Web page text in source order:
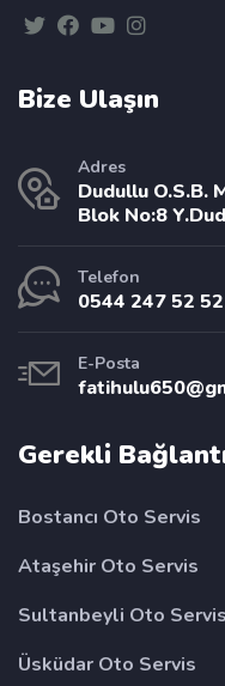
Bize Ulaşın
Adres
Dudullu O.S.B.
Blok No:8
Telefon
0544 247 52 52
E-Posta
Gerekli
Bostancı Oto Servis
Ataşehir Oto Servis
Sultanbeyli Oto Servis
Üsküdar Oto Servis